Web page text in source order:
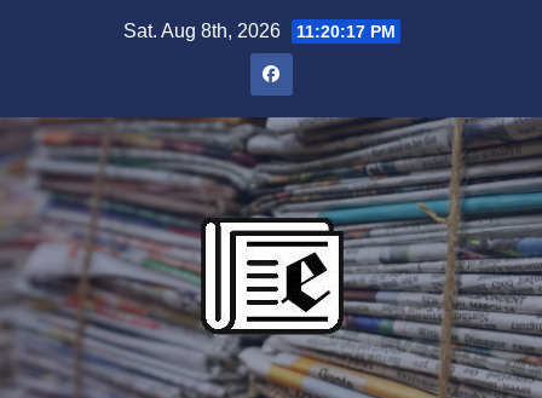
Sat. Aug 8th, 2026 11:20:18 PM